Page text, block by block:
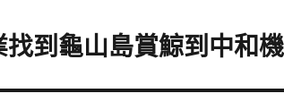
到龜山島賞鯨到中和